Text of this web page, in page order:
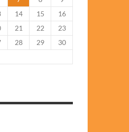
14 15
16
21 22
23
28 29
30